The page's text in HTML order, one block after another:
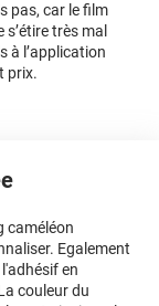
pas, car le film
très mal
à l’application
prix.
caméléon
Egalement
en
couleur du